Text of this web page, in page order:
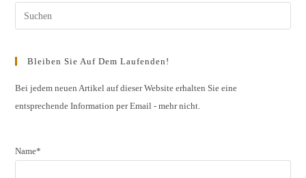
Bleiben Sie Auf Dem Laufenden!
Bei jedem neuen Artikel auf dieser Website erhalten Sie eine
entsprechende Information per Email - mehr nicht.
Name*